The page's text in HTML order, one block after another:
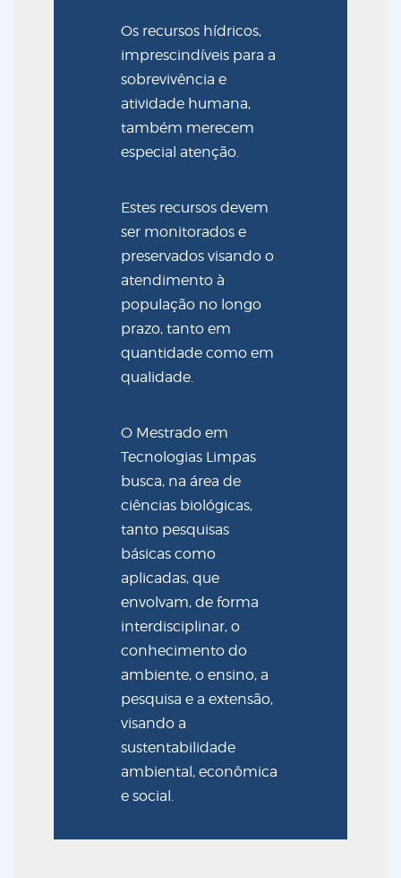
Os recursos hídricos,
imprescindíveis para a
sobrevivência e
atividade humana,
também merecem
especial atenção.
Estes recursos devem
ser monitorados e
preservados visando o
atendimento à
população no longo
prazo, tanto em
quantidade como em
qualidade.
O Mestrado em
Tecnologias Limpas
busca, na área de
ciências biológicas,
tanto pesquisas
básicas como
aplicadas, que
envolvam, de forma
interdisciplinar, o
conhecimento do
ambiente, o ensino, a
pesquisa e a extensão,
visando a
sustentabilidade
ambiental, econômica
e social.